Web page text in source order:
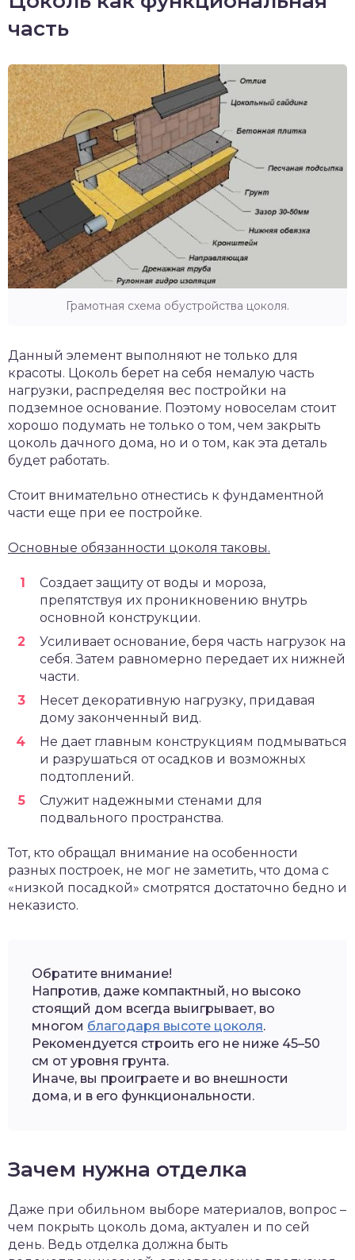
часть
Грамотная схема обустройства цоколя.
Данный элемент выполняют не только для
красоты. Цоколь берет на себя немалую часть
нагрузки, распределяя вес постройки на
подземное основание. Поэтому новоселам стоит
хорошо подумать не только о том, чем закрыть
цоколь дачного дома, но и о том, как эта деталь
будет работать.
Стоит внимательно отнестись к фундаментной
части еще при ее постройке.
Основные обязанности цоколя таковы.
Создает защиту от воды и мороза,
препятствуя их проникновению внутрь
основной конструкции.
Усиливает основание, беря часть нагрузок на
себя. Затем равномерно передает их нижней
части.
Несет декоративную нагрузку, придавая
дому законченный вид.
Не дает главным конструкциям подмываться
и разрушаться от осадков и возможных
подтоплений.
Служит надежными стенами для
подвального пространства.
Тот, кто обращал внимание на особенности
разных построек, не мог не заметить, что дома с
«низкой посадкой» смотрятся достаточно бедно и
неказисто.
Обратите внимание!
Напротив, даже компактный, но высоко
стоящий дом всегда выигрывает, во
многом благодаря высоте цоколя.
Рекомендуется строить его не ниже 45–50
см от уровня грунта.
Иначе, вы проиграете и во внешности
дома, и в его функциональности.
Зачем нужна отделка
Даже при обильном выборе материалов, вопрос –
чем покрыть цоколь дома, актуален и по сей
день. Ведь отделка должна быть